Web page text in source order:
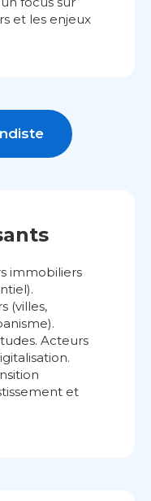
et les enjeux
immobiliers
(villes,
Acteurs
et